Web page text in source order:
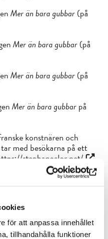
för att anpassa innehållet
tillhandahålla funktioner
Mer än bara gubbar(på
Mer än bara gubbar(på
Mer än bara gubbar(på
Mer än bara gubbarpå
konstnären och
med besökarna på ett
stephaneclor.net/
Platserna fylls enligt
sibeliusmuseum.fi/mer-